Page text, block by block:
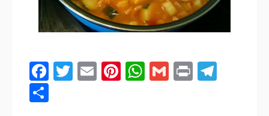
Facebook
Twitter
EmailPinterest
WhatsApp
Gmail
Print